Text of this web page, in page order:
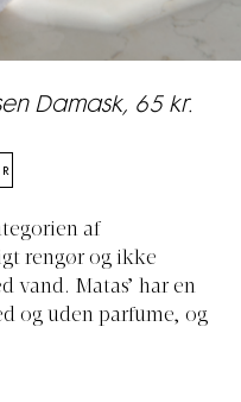
Damask, 65 kr.
af
rengør og ikke
vand. Matas’ har en
og uden parfume, og